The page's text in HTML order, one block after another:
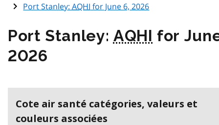
Port Stanley:AQHI for June 6, 2026
Port Stanley: AQHI for
2026
Cote air santé catégories, valeurs et
couleurs associées